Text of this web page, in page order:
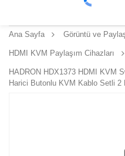
Ana Sayfa Görüntü ve
HDMI KVM Paylaşım Cihazları
HADRON HDX1373 HDMI KVM
Harici Butonlu KVM Kablo Setli 2